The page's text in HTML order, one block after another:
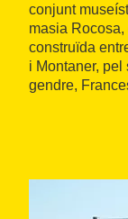
conjunt
masia
construïda
i Montaner,
gendre,